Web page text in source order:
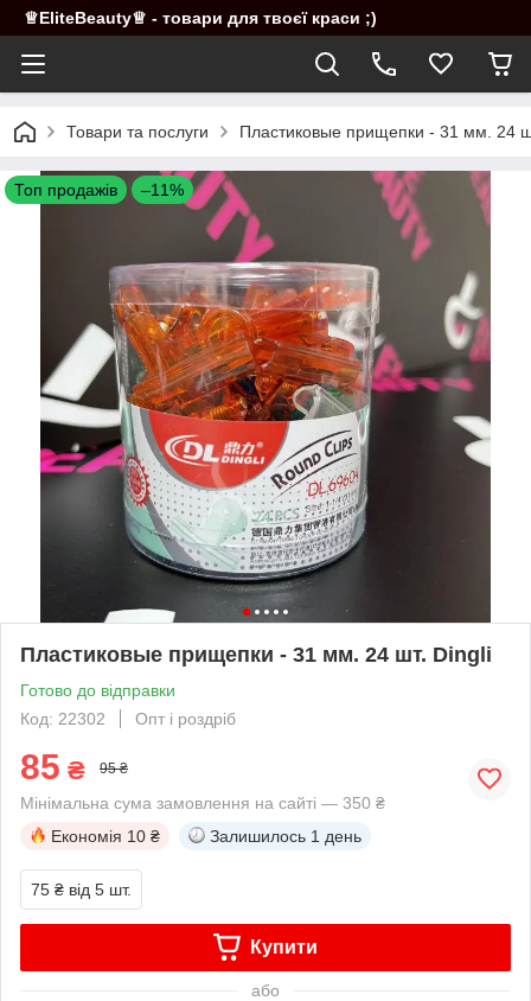
♕EliteBeauty♕ - товари для твоєї краси ;)
Товари та послуги Пластиковые прищепки - 31 мм. 24
Топ продажів –11%
Пластиковые прищепки - 31 мм. 24 шт. Dingli
Готово до відправки
Код: 22302
Опт і роздріб
85 ₴ 95 ₴
Мінімальна сума замовлення на сайті — 350 ₴
Економія 10 ₴ Залишилось 1 день
75 ₴ від 5 шт.
Купити
або